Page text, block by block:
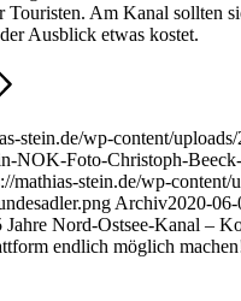
Am Kanal sollten
Ausblick etwas kostet.
stein.de/wp-content/
NOK-Foto-Christoph-
mathias-stein.de/wp-content/
Archiv2020-
Jahre Nord-Ostsee-Kanal –
endlich möglich